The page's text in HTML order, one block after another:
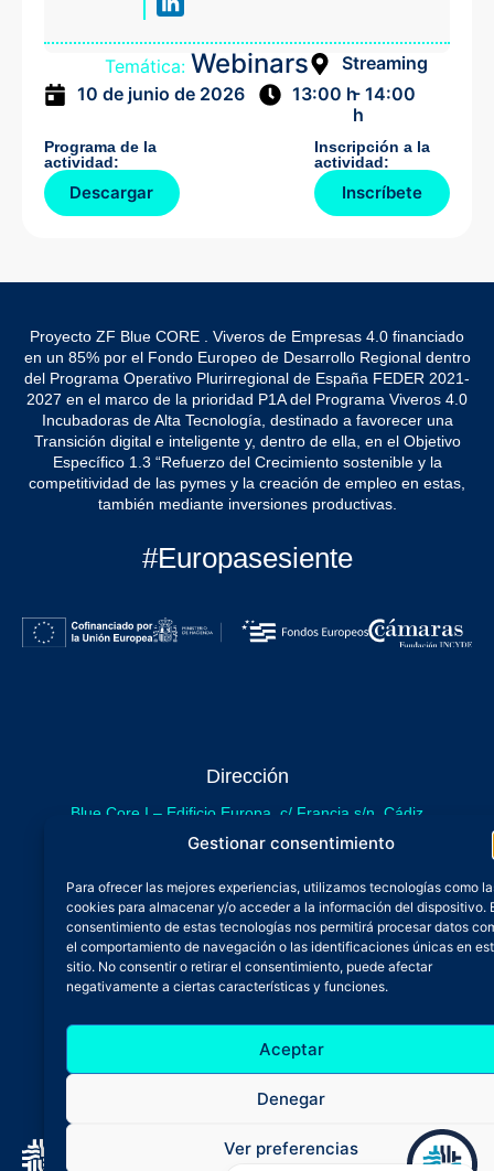
Gestionar consentimiento
Para ofrecer las mejores experiencias, utilizamos tecnologías como
cookies para almacenar y/o acceder a la información del dispositivo.
consentimiento de estas tecnologías nos permitirá procesar datos
el comportamiento de navegación o las identificaciones únicas en
sitio. No consentir o retirar el consentimiento, puede afectar
negativamente a ciertas características y funciones.
Aceptar
Denegar
Ver preferencias
Streaming
Temática: Webinars
10 de junio de 2026 13:00 h- 14:00
h
Programa de la
actividad:
Descargar
Inscripción a la
actividad:
Inscríbete
Proyecto ZF Blue CORE . Viveros de Empresas 4.0 financiado
en un 85% por el Fondo Europeo de Desarrollo Regional dentro
del Programa Operativo Plurirregional de España FEDER 2021-
2027 en el marco de la prioridad P1A del Programa Viveros 4.0
Incubadoras de Alta Tecnología, destinado a favorecer una
Transición digital e inteligente y, dentro de ella, en el Objetivo
Específico 1.3 “Refuerzo del Crecimiento sostenible y la
competitividad de las pymes y la creación de empleo en estas,
también mediante inversiones productivas.
#Europasesiente
Dirección
Blue Core I – Edificio Europa, c/ Francia s/n. Cádiz
sede provisional de Blue Core - Incubazul
próximamente.
Teléfono y Whatsapp
600 515 071
De lunes a viernes
Oficina 24/7
Atención continuada
admin@zfbluecore.es